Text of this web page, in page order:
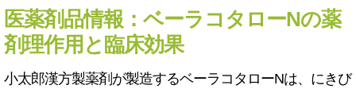
医薬剤品情報：ベーラコタローNの薬
剤理作用と臨床効果
小太郎漢方製薬剤が製造するベーラコタローNは、にきび